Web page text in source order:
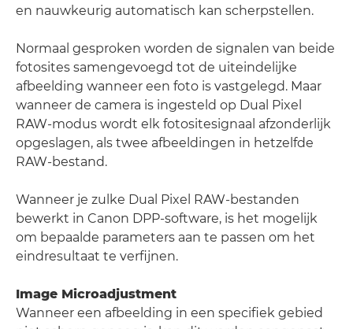
en nauwkeurig automatisch kan scherpstellen.
Normaal gesproken worden de signalen van beide
fotosites samengevoegd tot de uiteindelijke
afbeelding wanneer een foto is vastgelegd. Maar
wanneer de camera is ingesteld op Dual Pixel
RAW-modus wordt elk fotositesignaal afzonderlijk
opgeslagen, als twee afbeeldingen in hetzelfde
RAW-bestand.
Wanneer je zulke Dual Pixel RAW-bestanden
bewerkt in Canon DPP-software, is het mogelijk
om bepaalde parameters aan te passen om het
eindresultaat te verfijnen.
Image Microadjustment
Wanneer een afbeelding in een specifiek gebied